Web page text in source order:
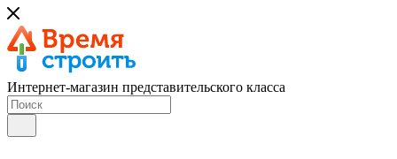
Интернет-магазин представительского класса